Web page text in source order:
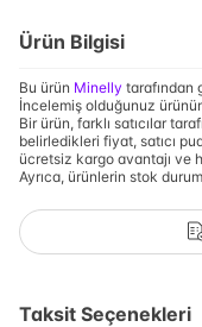
Ürün Bilgisi
Bu ürün Minelly tarafından
İncelemiş olduğunuz
Bir ürün, farklı satıcılar
belirledikleri fiyat, satıcı
ücretsiz kargo avantajı ve
Ayrıca, ürünlerin stok
Taksit Seçenekleri